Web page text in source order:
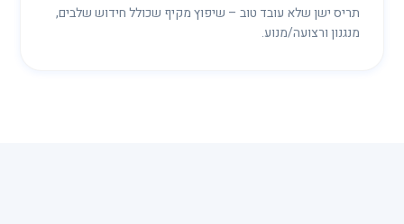
תריס ישן שלא עובד טוב – שיפוץ מקיף שכולל חידוש שלבים,
מנגנון ורצועה/מנוע.